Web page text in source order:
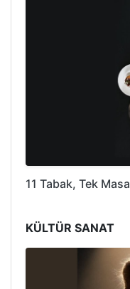
11 Tabak, Tek Masa
KÜLTÜR SANAT